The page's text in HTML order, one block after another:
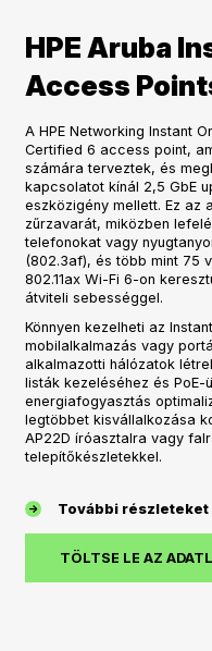
HPE Aruba
Access
A HPE Networking Instant
Certified 6 access point,
számára terveztek, és
kapcsolatot kínál 2,5 GbE
eszközigény mellett. Ez az
zűrzavarát, miközben
telefonokat vagy
(802.3af), és több mint 75
802.11ax Wi-Fi 6-on
átviteli sebességgel.
Könnyen kezelheti az
mobilalkalmazás vagy
alkalmazotti hálózatok
listák kezeléséhez és
energiafogyasztás
legtöbbet kisvállalkozása
AP22D íróasztalra vagy
telepítőkészletekkel.
További
TÖLTSE LE AZ